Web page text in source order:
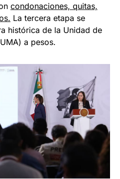
condonaciones, quitas,
La tercera etapa se
histórica de la Unidad de
a pesos.